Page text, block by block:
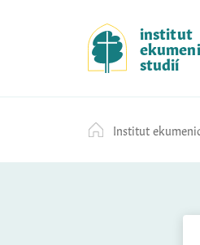
k
i
p
t
c
o
institut
studií
Institut